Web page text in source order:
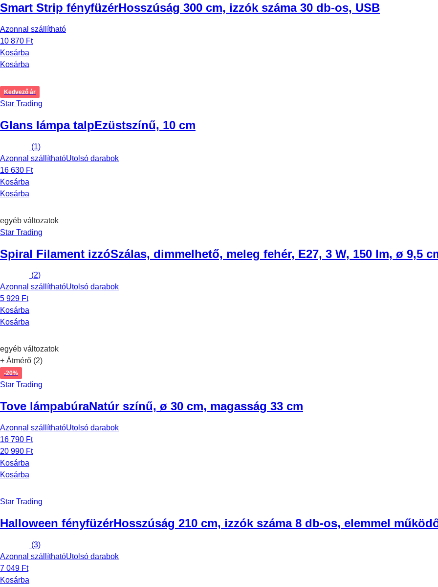
Smart Strip fényfüzérHosszúság 300 cm, izzók száma 30 db-os, USB
Azonnal szállítható
10 870 Ft
Kosárba
Kosárba
Kedvező ár
Star Trading
Glans lámpa talpEzüstszínű, 10 cm
(1)
Azonnal szállíthatóUtolsó darabok
16 630 Ft
Kosárba
Kosárba
egyéb változatok
Star Trading
Spiral Filament izzóSzálas, dimmelhető, meleg fehér, E27, 3 W, 150 lm, ø 9,5
(2)
Azonnal szállíthatóUtolsó darabok
5 929 Ft
Kosárba
Kosárba
egyéb változatok
+ Átmérő (2)
-20%
Star Trading
Tove lámpabúraNatúr színű, ø 30 cm, magasság 33 cm
Azonnal szállíthatóUtolsó darabok
16 790 Ft
20 990 Ft
Kosárba
Kosárba
Star Trading
Halloween fényfüzérHosszúság 210 cm, izzók száma 8 db-os, elemmel
(3)
Azonnal szállíthatóUtolsó darabok
7 049 Ft
Kosárba